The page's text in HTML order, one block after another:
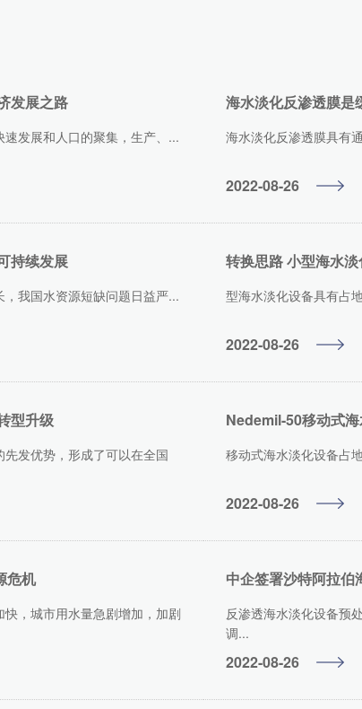
发展之路
发展和人口的聚集，生产、...
海水淡化反渗透膜是
海水淡化反渗透膜具有
2022-08-26
持续发展
我国水资源短缺问题日益严... 型海水淡化设备具有占
2022-08-26
型升级
发优势，形成了可以在全国
Nedemil-50移动式
移动式海水淡化设备占
2022-08-26
危机
，城市用水量急剧增加，加剧
中企签署沙特阿拉伯
反渗透海水淡化设备预
调...
2022-08-26